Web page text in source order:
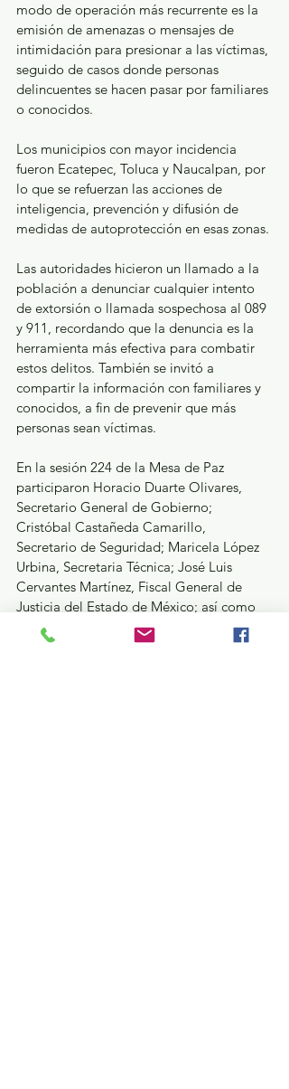
modo de operación más recurrente es la
emisión de amenazas o mensajes de
intimidación para presionar a las víctimas,
seguido de casos donde personas
delincuentes se hacen pasar por familiares
o conocidos.
Los municipios con mayor incidencia
fueron Ecatepec, Toluca y Naucalpan, por
lo que se refuerzan las acciones de
inteligencia, prevención y difusión de
medidas de autoprotección en esas zonas.
Las autoridades hicieron un llamado a la
población a denunciar cualquier intento
de extorsión o llamada sospechosa al 089
y 911, recordando que la denuncia es la
herramienta más efectiva para combatir
estos delitos. También se invitó a
compartir la información con familiares y
conocidos, a fin de prevenir que más
personas sean víctimas.
En la sesión 224 de la Mesa de Paz
participaron Horacio Duarte Olivares,
Secretario General de Gobierno;
Cristóbal Castañeda Camarillo,
Secretario de Seguridad; Maricela López
Urbina, Secretaria Técnica; José Luis
Cervantes Martínez, Fiscal General de
Justicia del Estado de México; así como
representantes de Defensa, Marina,
Guardia Nacional y el Centro Nacional de